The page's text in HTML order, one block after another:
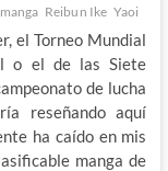
manga Reibun Ike Yaoi
el Torneo Mundial
o el de las Siete
de lucha
reseñando aquí
ha caído en mis
manga de